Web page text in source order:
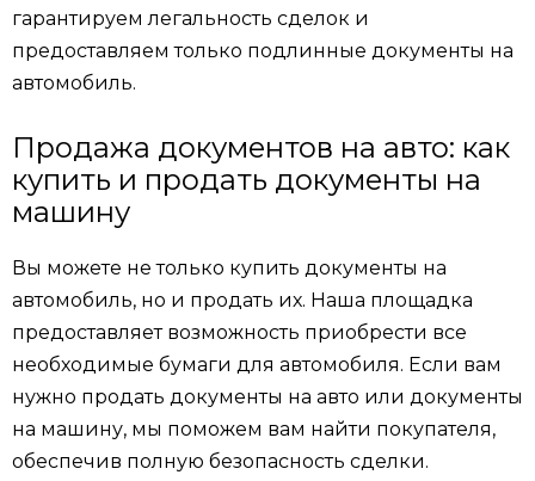
гарантируем легальность сделок и
предоставляем только подлинные документы на
автомобиль.
Продажа документов на авто: как
купить и продать документы на
машину
Вы можете не только купить документы на
автомобиль, но и продать их. Наша площадка
предоставляет возможность приобрести все
необходимые бумаги для автомобиля. Если вам
нужно продать документы на авто или документы
на машину, мы поможем вам найти покупателя,
обеспечив полную безопасность сделки.